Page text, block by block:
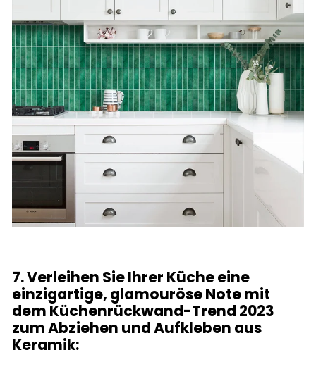
7. Verleihen Sie Ihrer Küche eine
einzigartige, glamouröse Note mit
dem Küchenrückwand-Trend 2023
zum Abziehen und Aufkleben aus
Keramik: